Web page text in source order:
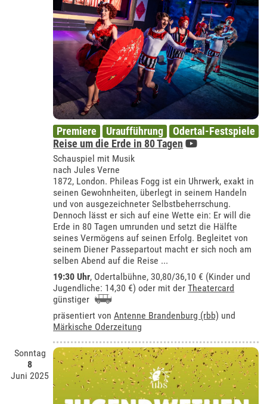
Premiere Uraufführung
Odertal-Festspiele
Reise um die Erde in 80 Tagen
Schauspiel mit Musik
nach Jules Verne
1872, London. Phileas Fogg ist ein Uhrwerk, exakt in
seinen Gewohnheiten, überlegt in seinem Handeln
und von ausgezeichneter Selbstbeherrschung.
Dennoch lässt er sich auf eine Wette ein: Er will die
Erde in 80 Tagen umrunden und setzt die Hälfte
seines Vermögens auf seinen Erfolg. Begleitet von
seinem Diener Passepartout macht er sich noch am
selben Abend auf die Reise ...
19:30 Uhr, Odertalbühne, 30,80/36,10 € (Kinder und
Jugendliche: 14,30 €) oder mit derTheatercard
günstiger
präsentiert vonAntenne Brandenburg (rbb) und
Märkische Oderzeitung
Sonntag
8
Juni 2025